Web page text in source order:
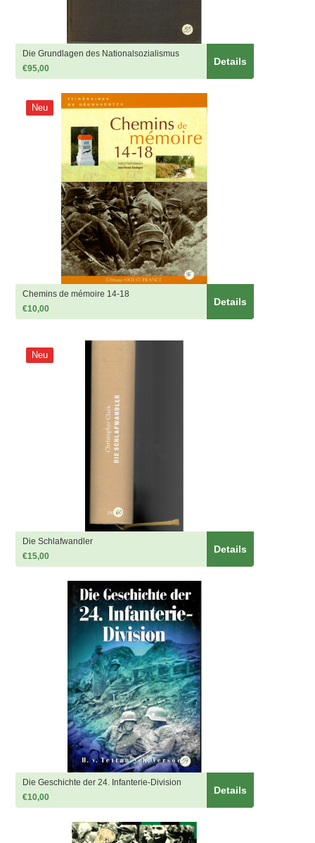
Details
Die Grundlagen des Nationalsozialismus
€95,00
Neu
Details
Chemins de mémoire 14-18
€10,00
Neu
Details
Die Schlafwandler
€15,00
Details
Die Geschichte der 24. Infanterie-Division
€10,00